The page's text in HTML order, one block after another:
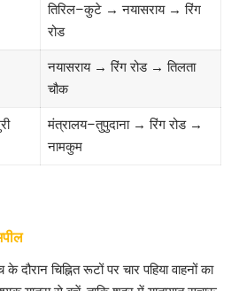
तिरिल–कुटे → नयासराय → रिंग
रोड
नयासराय → रिंग रोड → तिलता
चौक
मंत्रालय–तुपुदाना → रिंग रोड →
नामकुम
दौरान चिह्नित रूटों पर चार पहिया वाहनों का